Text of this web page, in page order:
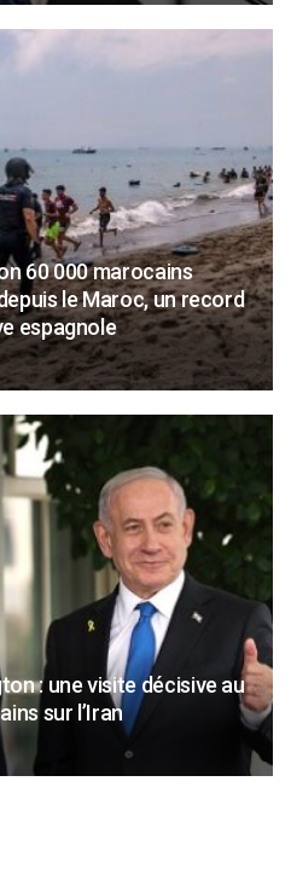
60 000 marocains
le Maroc, un record
espagnole
: une visite décisive au
sur l’Iran